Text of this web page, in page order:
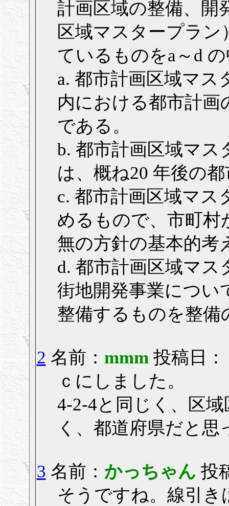
計画区域の整備、開
区域マスタープラ
ているものをa～d
a. 都市計画区域マス
内における都市計画
である。
b. 都市計画区域マス
は、概ね20 年後の
c. 都市計画区域マス
めるもので、市町村
無の方針の基本的考
d. 都市計画区域マス
街地開発事業につい
整備するものを整備
2 名前： mmm 投稿日：
ｃにしました。
4-2-4と同じく、区
く、都道府県だと
3 名前： かっちゃん 投
そうですね。線引